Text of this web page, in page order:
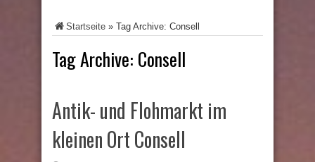
Startseite » Tag Archive: Consell
Tag Archive: Consell
Antik- und Flohmarkt im
kleinen Ort Consell